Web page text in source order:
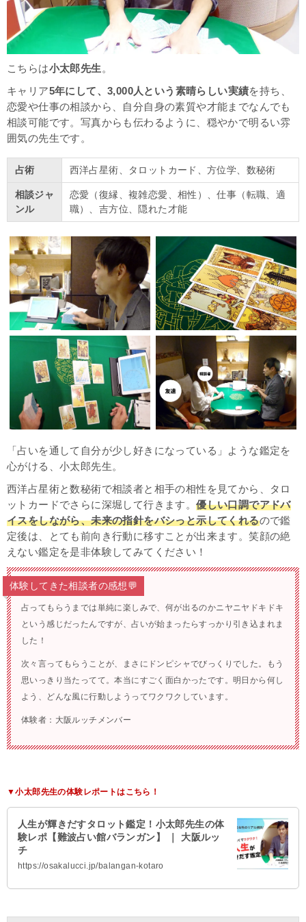
こちらは小太郎先生。
キャリア5年にして、3,000人という素晴らしい実績を持ち、
恋愛や仕事の相談から、自分自身の素質や才能までなんでも
相談可能です。写真からも伝わるように、穏やかで明るい雰
囲気の先生です。
占術 西洋占星術、タロットカード、方位学、数秘術
相談ジャ
ンル
恋愛（復縁、複雑恋愛、相性）、仕事（転職、適
職）、吉方位、隠れた才能
「占いを通して自分が少し好きになっている」ような鑑定を
心がける、小太郎先生。
西洋占星術と数秘術で相談者と相手の相性を見てから、タロ
ットカードでさらに深堀して行きます。優しい口調でアドバ
イスをしながら、未来の指針をバシっと示してくれるので鑑
定後は、とても前向き行動に移すことが出来ます。笑顔の絶
えない鑑定を是非体験してみてください！
体験してきた相談者の感想💬
占ってもらうまでは単純に楽しみで、何が出るのかニヤニヤドキドキ
という感じだったんですが、占いが始まったらすっかり引き込まれま
した！
次々言ってもらうことが、まさにドンピシャでびっくりでした。もう
思いっきり当たってて。本当にすごく面白かったです。明日から何し
よう、どんな風に行動しようってワクワクしています。
体験者：大阪ルッチメンバー
▼小太郎先生の体験レポートはこちら！
人生が輝きだすタロット鑑定！小太郎先生の体
験レポ【難波占い館バランガン】 ｜ 大阪ルッ
チ
https://osakalucci.jp/balangan-kotaro